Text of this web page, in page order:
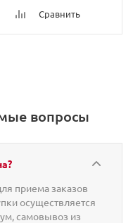
Сравнить
вопросы
приема заказов
осуществляется
самовывоз из